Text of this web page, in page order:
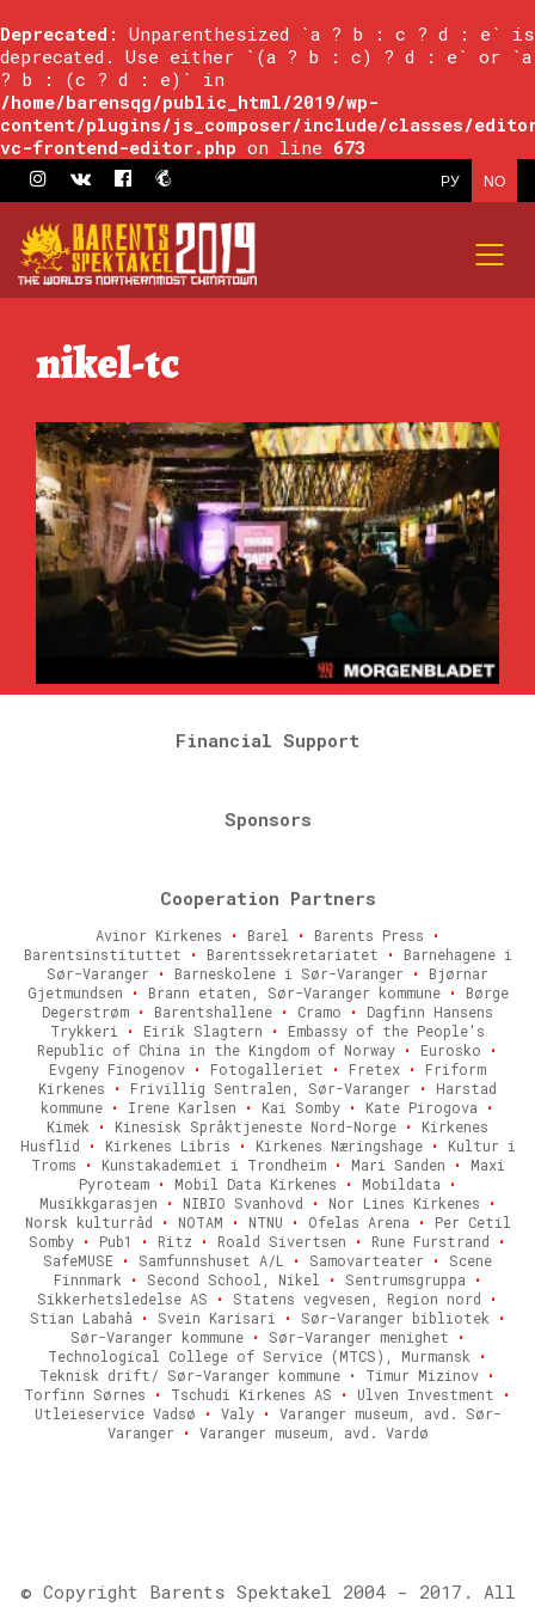
Deprecated : Unparenthesized `a ? b : c ? d : e` is
deprecated. Use either `(a ? b : c) ? d : e` or `a
? b : (c ? d : e)` in
/home/barensqg/public_html/2019/wp-
content/plugins/js_composer/include/classes/
vc-frontend-editor.php on line 673
NO
РУ
nikel-tc
Financial Support
Sponsors
Cooperation Partners
Avinor Kirkenes • Barel • Barents Press
•
Barentsinstituttet
• Barentssekretariatet • Barnehagene i
Sør-Varanger
• Barneskolene i Sør-Varanger •
Bjørnar
Gjetmundsen
• Brann etaten, Sør-Varanger kommune • Børge
Degerstrøm • Barentshallene • Cramo •
Dagfinn Hansens
Trykkeri
• Eirik Slagtern •
Embassy of the People's
Republic of China in the Kingdom of Norway • Eurosko
•
Evgeny Finogenov • Fotogalleriet • Fretex •
Friform
Kirkenes
• Frivillig Sentralen, Sør-Varanger •
Harstad
kommune • Irene Karlsen • Kai Somby • Kate Pirogova
•
Kimek
• Kinesisk Språktjeneste Nord-Norge •
Kirkenes
Husflid
• Kirkenes Libris • Kirkenes Næringshage • Kultur i
Troms
• Kunstakademiet i Trondheim • Mari Sanden • Maxi
Pyroteam • Mobil Data Kirkenes • Mobildata
•
Musikkgarasjen
• NIBIO Svanhovd • Nor Lines Kirkenes
•
Norsk kulturråd
• NOTAM • NTNU • Ofelas Arena • Per Cetil
Somby • Pub1 • Ritz • Roald Sivertsen • Rune Furstrand
•
SafeMUSE
• Samfunnshuset A/L • Samovarteater • Scene
Finnmark
• Second School, Nikel • Sentrumsgruppa
•
Sikkerhetsledelse AS
• Statens vegvesen, Region nord
•
Stian Labahå
• Svein Karisari • Sør-Varanger bibliotek
•
Sør-Varanger kommune • Sør-Varanger menighet
•
Technological College of Service (MTCS), Murmansk
•
Teknisk drift/ Sør-Varanger kommune • Timur Mizinov •
Torfinn Sørnes
• Tschudi Kirkenes AS • Ulven Investment
•
Utleieservice Vadsø
• Valy • Varanger museum, avd. Sør-
Varanger
• Varanger museum, avd. Vardø
© Copyright Barents Spektakel 2004 - 2017. All